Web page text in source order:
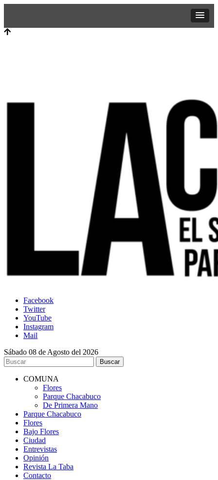
Facebook
Twitter
YouTube
Instagram
Mail
Sábado 08 de Agosto del 2026
COMUNA
Flores
Parque Chacabuco
De Primera Mano
Parque Chacabuco
Flores
Bajo Flores
Ciudad
Entrevistas
Opinión
Revista La Taba
Contacto